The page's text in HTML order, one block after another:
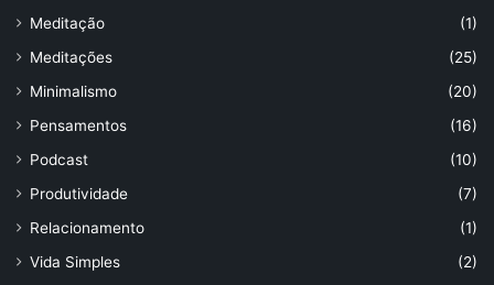
Meditação
(1)
Meditações
(25)
Minimalismo
(20)
Pensamentos
(16)
Podcast
(10)
Produtividade
(7)
Relacionamento
(1)
Vida Simples
(2)